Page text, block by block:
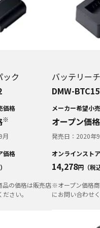
ック
価格
※
月
価格
の価格は販売店
さい。
バッテリー
DMW-BTC15
メーカー希望小
オープン価格
発売日： 2020年
オンラインスト
14,278円（税
※オープン価格
にお問い合わせく